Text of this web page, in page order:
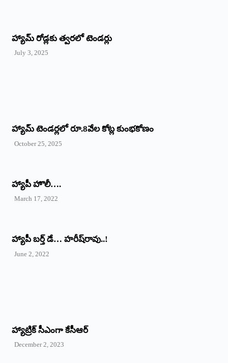
హ్యామ్‌ రోడ్లకు త్వరలో టెండర్లు
July 3, 2025
హ్యామ్‌ ‌టెండర్లలో రూ.8వేల కోట్ల కుంభకోణం
October 25, 2025
హ్యాపీ హొలీ….
March 17, 2022
హ్యాపీ బర్త్ ‌డే… హరీష్‌రావు..!
June 2, 2022
హ్యాట్రిక్‌ ‌సీఎంగా కేసీఆర్‌
December 2, 2023